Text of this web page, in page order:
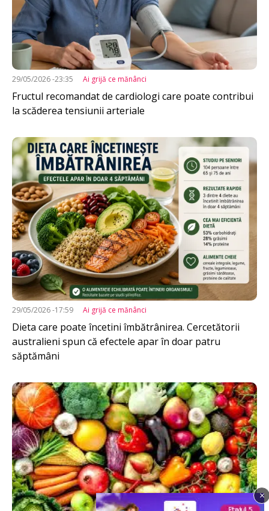
29/05/2026 -23:35 Ai grijă ce mănânci
Fructul recomandat de cardiologi care poate contribui
la scăderea tensiunii arteriale
Imagine
29/05/2026 -17:59 Ai grijă ce mănânci
Dieta care poate încetini îmbătrânirea. Cercetătorii
australieni spun că efectele apar în doar patru
săptămâni
Imagine
×
Imagine